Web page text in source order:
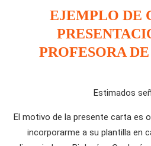
EJEMPLO DE
PROFESORA
Estimados
El motivo de la presente carta es
incorporarme a su plantilla en